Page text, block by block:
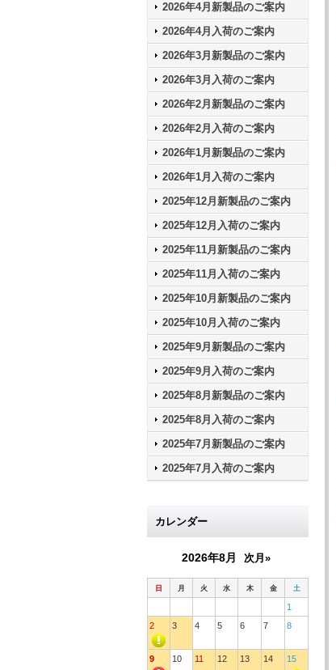
2026年4月新製品のご案内
2026年4月入荷のご案内
2026年3月新製品のご案内
2026年3月入荷のご案内
2026年2月新製品のご案内
2026年2月入荷のご案内
2026年1月新製品のご案内
2026年1月入荷のご案内
2025年12月新製品のご案内
2025年12月入荷のご案内
2025年11月新製品のご案内
2025年11月入荷のご案内
2025年10月新製品のご案内
2025年10月入荷のご案内
2025年9月新製品のご案内
2025年9月入荷のご案内
2025年8月新製品のご案内
2025年8月入荷のご案内
2025年7月新製品のご案内
2025年7月入荷のご案内
カレンダー
2026年8月 次月»
日 月 火 水 木 金 土
1
2
3 4 5 6 7 8
9 10 11 12 13 14 15